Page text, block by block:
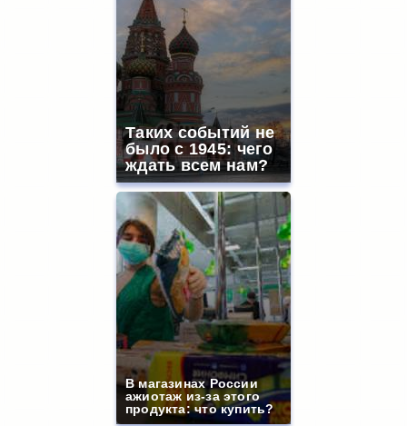
Таких событий не
было с 1945: чего
ждать всем нам?
В магазинах России
ажиотаж из-за этого
продукта: что купить?